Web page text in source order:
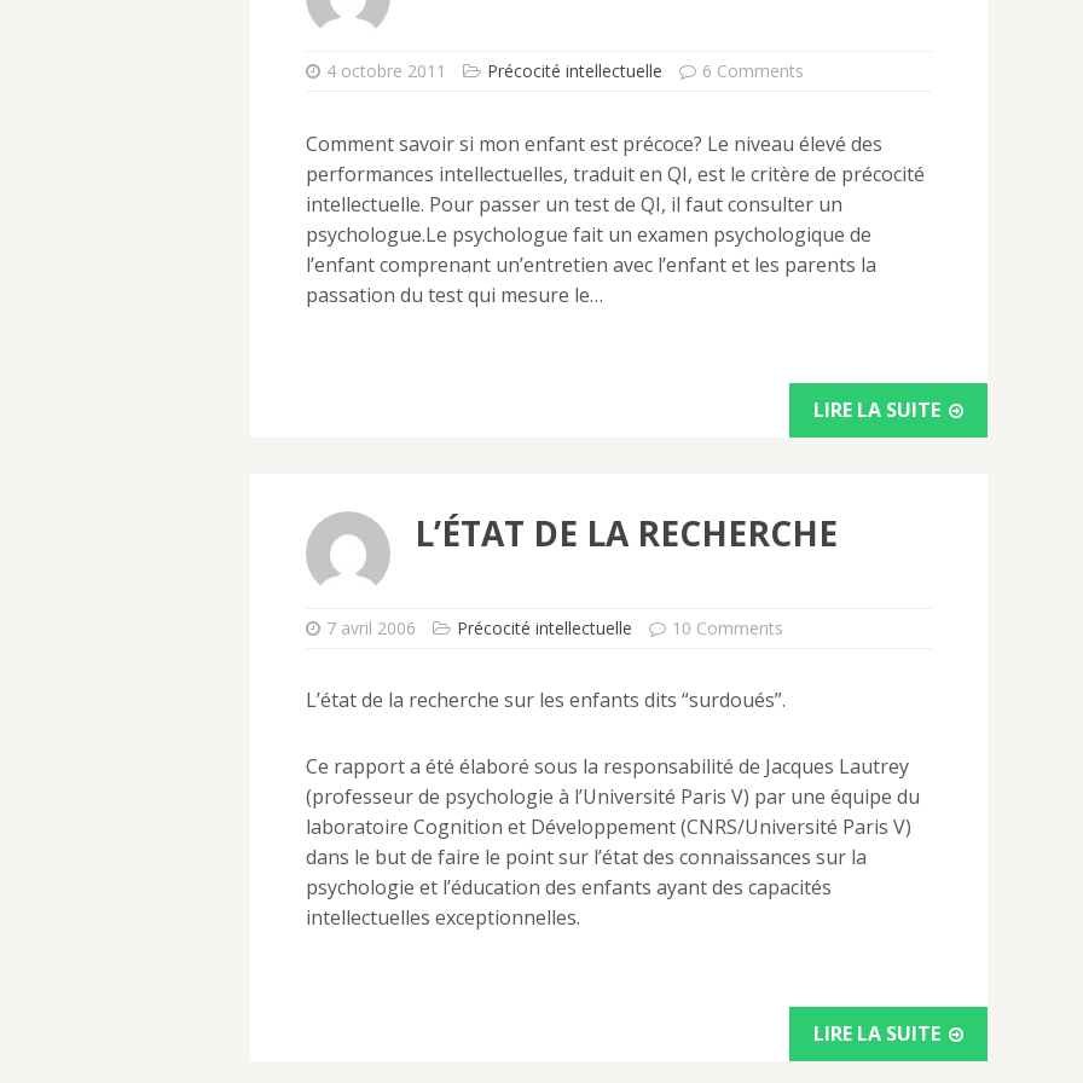
4 octobre 2011 Précocité intellectuelle 6 Comments
Comment savoir si mon enfant est précoce? Le niveau élevé des
performances intellectuelles, traduit en QI, est le critère de précocité
intellectuelle. Pour passer un test de QI, il faut consulter un
psychologue.Le psychologue fait un examen psychologique de
l’enfant comprenant un’entretien avec l’enfant et les parents la
passation du test qui mesure le…
LIRE LA SUITE
L’ÉTAT DE LA RECHERCHE
7 avril 2006 Précocité intellectuelle 10 Comments
L’état de la recherche sur les enfants dits “surdoués”.
Ce rapport a été élaboré sous la responsabilité de Jacques Lautrey
(professeur de psychologie à l’Université Paris V) par une équipe du
laboratoire Cognition et Développement (CNRS/Université Paris V)
dans le but de faire le point sur l’état des connaissances sur la
psychologie et l’éducation des enfants ayant des capacités
intellectuelles exceptionnelles.
LIRE LA SUITE